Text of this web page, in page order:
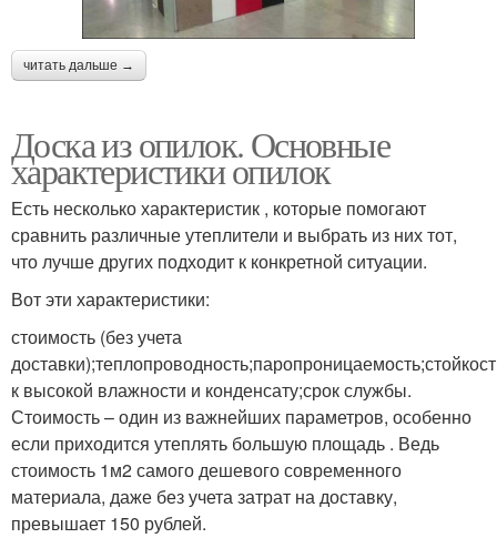
читать дальше →
Доска из опилок. Основные
характеристики опилок
Есть несколько характеристик , которые помогают
сравнить различные утеплители и выбрать из них тот,
что лучше других подходит к конкретной ситуации.
Вот эти характеристики:
стоимость (без учета
к высокой влажности и конденсату;срок службы.
Стоимость – один из важнейших параметров, особенно
если приходится утеплять большую площадь . Ведь
стоимость 1м2 самого дешевого современного
материала, даже без учета затрат на доставку,
превышает 150 рублей.